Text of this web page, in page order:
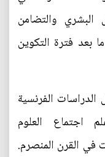
البشري والتضامن
بعد فترة التكوين
الفرنسية
اجتماع العلوم
في القرن المنصرم.